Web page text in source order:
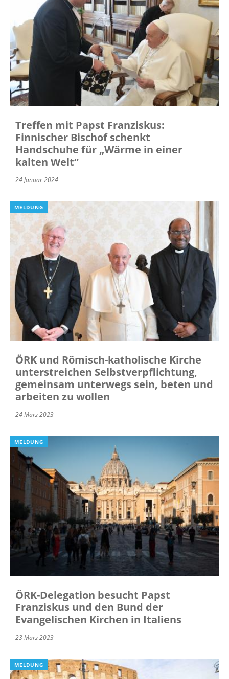
Treffen mit Papst Franziskus:
Finnischer Bischof schenkt
Handschuhe für „Wärme in einer
kalten Welt“
24 Januar 2024
MELDUNG
ÖRK und Römisch-katholische Kirche
unterstreichen Selbstverpflichtung,
gemeinsam unterwegs sein, beten und
arbeiten zu wollen
24 März 2023
MELDUNG
ÖRK-Delegation besucht Papst
Franziskus und den Bund der
Evangelischen Kirchen in Italiens
23 März 2023
MELDUNG